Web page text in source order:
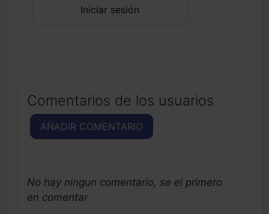
Iniciar sesión
Comentarios de los usuarios
AÑADIR COMENTARIO
No hay ningun comentario, se el primero
en comentar